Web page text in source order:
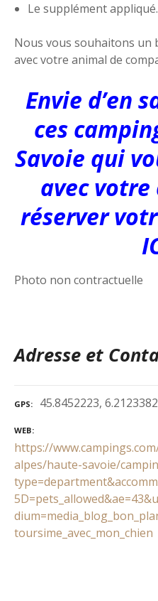
Le supplément appliqué.
Nous vous souhaitons un
avec votre animal de
Envie d’en
ces
Savoie qui
avec votre
réserver
Photo non contractuelle
Adresse et
GPS 45.8452223, 6.2123382
WEB
https://
alpes/haute-savoie/
toursime_avec_mon_chien